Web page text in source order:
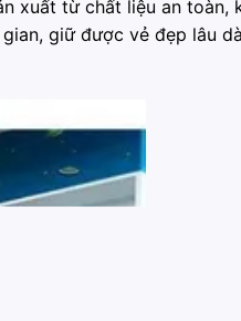
xuất từ chất liệu an toàn,
giữ được vẻ đẹp lâu